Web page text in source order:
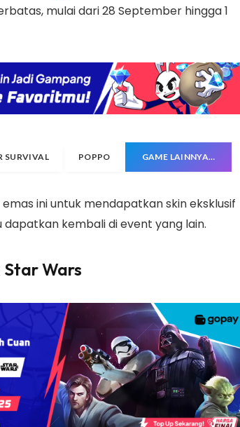
mulai dari 28 September hingga 1
SURVIVAL POPPO GAME LAINNYA…
ini untuk mendapatkan skin eksklusif
kembali di event yang lain.
Star Wars